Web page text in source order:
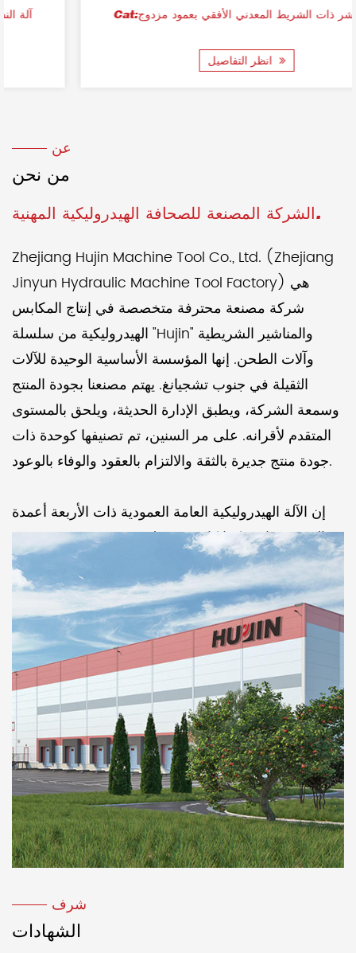
Cat:آلة النشر ذات الشريط المعدني الأفقي بعمود مزدوج
عن
من نحن
الشركة المصنعة للصحافة الهيدروليكية المهنية.
Zhejiang Hujin Machine Tool Co., Ltd. (Zhejiang
Jinyun Hydraulic Machine Tool Factory) هي
شركة مصنعة محترفة متخصصة في إنتاج المكابس
الهيدروليكية من سلسلة "Hujin" والمناشير الشريطية
وآلات الطحن. إنها المؤسسة الأساسية الوحيدة للآلات
الثقيلة في جنوب تشجيانغ. يهتم مصنعنا بجودة المنتج
وسمعة الشركة، ويطبق الإدارة الحديثة، ويلحق بالمستوى
المتقدم لأقرانه. على مر السنين، تم تصنيفها كوحدة ذات
جودة منتج جديرة بالثقة والالتزام بالعقود والوفاء بالوعود.
إن الآلة الهيدروليكية العامة العمودية ذات الأربعة أعمدة
YJ-32-40-315T التي تنتجها شركتنا كانت مفضلة في
صناعة الآلات لعقود من الزمن. منذ عام 1993، وبدعم قوي
من معهد بحوث التكنولوجيا الهيدروليكية والهوائية في
شنغهاي، نجح مصنعنا في تصميم وتطوير سلسلتين من
المناشير الشريطية لقطع المعادن الهيدروليكية، GB
الأفقية والعمودية GY. يستفيد مصنعنا من خبرته في إنتاج
أدوات الآلة الهيدروليكية ويقوم بإجراء تحديثات شاملة من
النظام الهيدروليكي للأداة الآلية. أضف جهاز حماية
هيدروليكي أوتوماتيكي إلى أداة الآلة لتجعل أداة الآلة
تضبط السرعة تلقائيًا. يتم توحيد سرعة الآلة بعد بدء
العمل، مما يزيل العيوب التقليدية لقلع الأسنان. ويكون
الإنتاج أعلى بمقدار الثلث من المنتجات المماثلة، مما يوفر
حوالي 30-40% من شفرات المنشار الشريطي. يعد
النظام الهيدروليكي جزءًا أساسيًا من آلة النشر. وقد أنتج
شرف
الشهادات